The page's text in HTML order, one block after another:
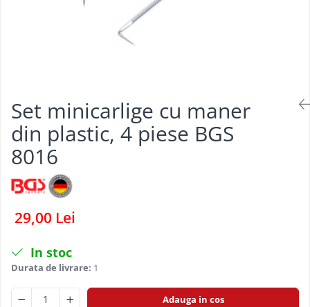
Alternator, Fulie
Scule Fixare Distributie
Alfa Romeo
Audi
BMW
Chrysler
Citroen
Dacia
Fiat
Set minicarlige cu maner
din plastic, 4 piese BGS
8016
29,00 Lei
In stoc
Durata de livrare: 1
Adauga in cos